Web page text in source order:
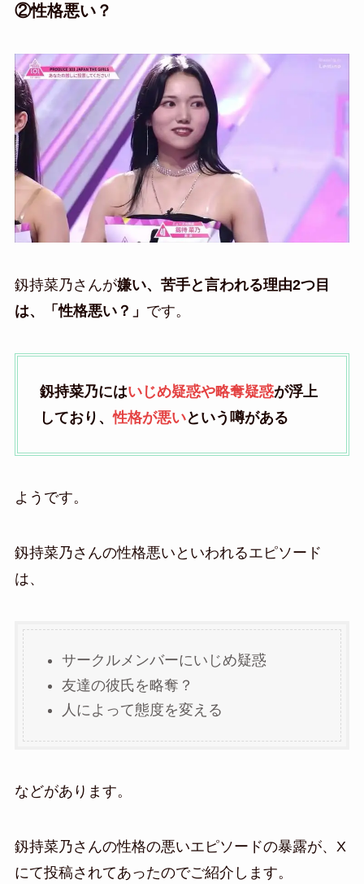
②性格悪い？
釼持菜乃さんが嫌い、苦手と言われる理由2つ目
は、「性格悪い？」 です。
釼持菜乃にはいじめ疑惑や略奪疑惑が浮上
しており、性格が悪いという噂がある
ようです。
釼持菜乃さんの性格悪いといわれるエピソード
は、
サークルメンバーにいじめ疑惑
友達の彼氏を略奪？
人によって態度を変える
などがあります。
釼持菜乃さんの性格の悪いエピソードの暴露が、X
にて投稿されてあったのでご紹介します。